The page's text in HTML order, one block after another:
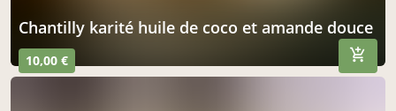
chantilly karité huile de coco et amande douce
10,00 €